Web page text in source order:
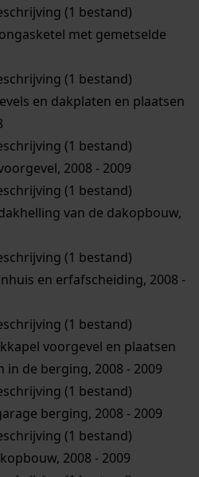
(1 bestand)
met gemetselde
(1 bestand)
en dakplaten en plaatsen
(1 bestand)
2008 - 2009
(1 bestand)
van de dakopbouw,
(1 bestand)
en erfafscheiding, 2008 -
(1 bestand)
voorgevel en plaatsen
in de berging, 2008 - 2009
(1 bestand)
berging, 2008 - 2009
(1 bestand)
2008 - 2009